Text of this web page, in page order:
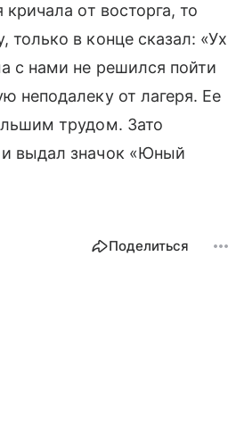
от восторга, то
в конце сказал: «Ух
с нами не решился пойти
неподалеку от лагеря. Ее
трудом. Зато
выдал значок «Юный
Поделиться